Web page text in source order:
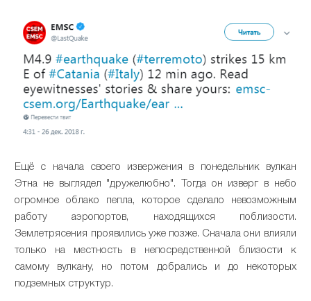
Ещё с начала своего извержения в понедельник вулкан
Этна не выглядел "дружелюбно". Тогда он изверг в небо
огромное облако пепла, которое сделало невозможным
работу аэропортов, находящихся поблизости.
Землетрясения проявились уже позже. Сначала они влияли
только на местность в непосредственной близости к
самому вулкану, но потом добрались и до некоторых
подземных структур.